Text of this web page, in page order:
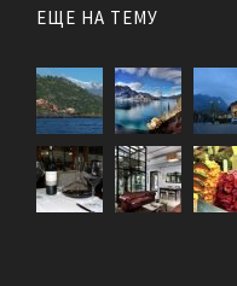
ЕЩЕ НА ТЕМУ